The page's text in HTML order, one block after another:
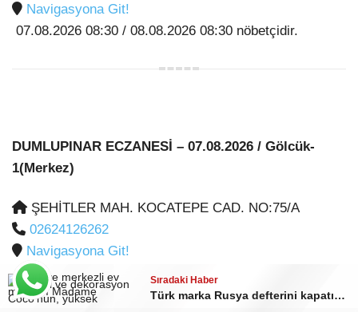
Navigasyona Git!
07.08.2026 08:30 / 08.08.2026 08:30 nöbetçidir.
DUMLUPINAR ECZANESİ – 07.08.2026 / Gölcük-
1(Merkez)
ŞEHİTLER MAH. KOCATEPE CAD. NO:75/A
02624126262
Navigasyona Git!
07.08.2026 08:30 / 08.08.2026 08:30 nöbetçidir.
Sıradaki Haber
Türk marka Rusya defterini kapatıyor!